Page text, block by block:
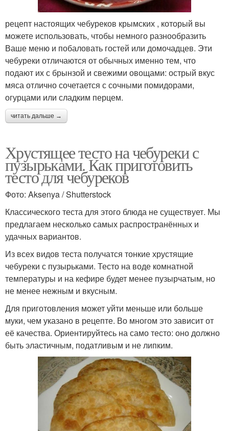
рецепт настоящих чебуреков крымских , который вы
можете использовать, чтобы немного разнообразить
Ваше меню и побаловать гостей или домочадцев. Эти
чебуреки отличаются от обычных именно тем, что
подают их с брынзой и свежими овощами: острый вкус
мяса отлично сочетается с сочными помидорами,
огурцами или сладким перцем.
читать дальше →
Хрустящее тесто на чебуреки с
пузырьками. Как приготовить
тесто для чебуреков
Фото: Aksenya / Shutterstock
Классического теста для этого блюда не существует. Мы
предлагаем несколько самых распространённых и
удачных вариантов.
Из всех видов теста получатся тонкие хрустящие
чебуреки с пузырьками. Тесто на воде комнатной
температуры и на кефире будет менее пузырчатым, но
не менее нежным и вкусным.
Для приготовления может уйти меньше или больше
муки, чем указано в рецепте. Во многом это зависит от
её качества. Ориентируйтесь на само тесто: оно должно
быть эластичным, податливым и не липким.